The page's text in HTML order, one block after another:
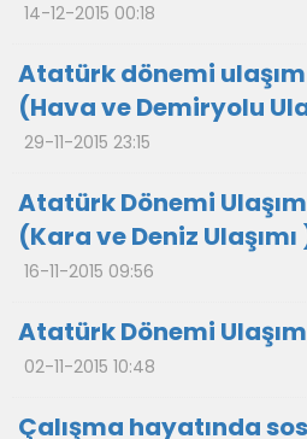
14-12-2015 00:18
Atatürk dönemi
(Hava ve Demiryolu
29-11-2015 23:15
Atatürk Dönemi
(Kara ve Deniz Ulaşımı
16-11-2015 09:56
Atatürk Dönemi
02-11-2015 10:48
Çalışma hayatında